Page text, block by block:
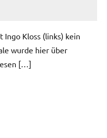
Ingo Kloss (links) kein
wurde hier über
[…]